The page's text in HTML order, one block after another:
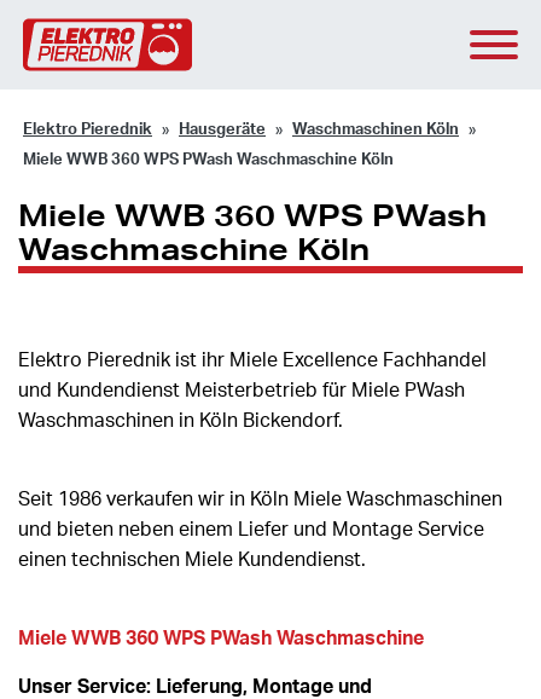
Elektro Pierednik Hausgeräte Waschmaschinen Köln
Miele WWB 360 WPS PWash Waschmaschine Köln
Miele WWB 360 WPS PWash
Waschmaschine Köln
Elektro Pierednik ist ihr Miele Excellence Fachhandel
und Kundendienst Meisterbetrieb für Miele PWash
Waschmaschinen in Köln Bickendorf.
Seit 1986 verkaufen wir in Köln Miele Waschmaschinen
und bieten neben einem Liefer und Montage Service
einen technischen Miele Kundendienst.
Miele WWB 360 WPS PWash Waschmaschine
Unser Service: Lieferung, Montage und